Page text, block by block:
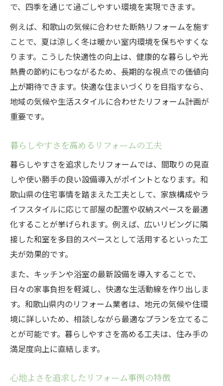
で、四季を通じて過ごしやすい環境を実現できます。
例えば、和歌山の気候に合わせた断熱リフォームを施す
ことで、夏は涼しく冬は暖かい室内環境を保ちやすくな
ります。こうした快適性の向上は、健康的な暮らしや光
熱費の節約にもつながるため、長期的な視点での価値向
上が期待できます。快適な住まいづくりを目指すなら、
地域の気候や生活スタイルに合わせたリフォーム計画が
重要です。
暮らしやすさを高めるリフォームの工夫
暮らしやすさを追求したリフォームでは、間取りの見直
しや使い勝手の良い設備導入がポイントとなります。和
歌山県の住宅事情を踏まえた工夫として、家族構成やラ
イフスタイルに応じて部屋の配置や収納スペースを最適
化することが挙げられます。例えば、広いリビングに隣
接した和室を多目的スペースとして活用するといった工
夫が効果的です。
また、キッチンや浴室の最新設備を導入することで、
日々の家事負担を軽減し、快適な生活動線を作り出しま
す。和歌山県内のリフォーム業者は、地元の気候や住環
境に詳しいため、相談しながら最適なプランを立てるこ
とが可能です。暮らしやすさを高める工夫は、住み手の
満足度向上に直結します。
心地よさを追求したリフォーム事例の特徴